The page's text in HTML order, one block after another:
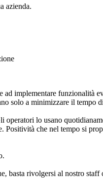
azienda.
implementare funzionalità
solo a minimizzare il tempo
operatori lo usano
che nel tempo si
basta rivolgersi al nostro